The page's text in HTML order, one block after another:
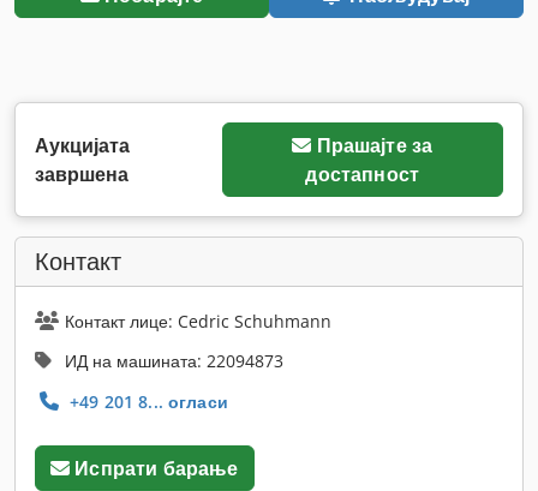
Аукцијата
завршена
Прашајте за
достапност
Контакт
Контакт лице: Cedric Schuhmann
ИД на машината: 22094873
+49 201 8... огласи
Испрати барање